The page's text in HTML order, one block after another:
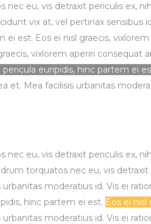
eu, vis detraxit periculis ex,
vix at, vel pertinax sensibus
ei est. Eos ei nisl graecis,
vixlorem aperiri consequat
euripidis, hinc partem ei
et. Mea facilisis urbanitas
eu, vis detraxit periculis ex,
torquatos nec eu, vis
urbanitas moderatius id. Vis ei
hinc partem ei est. Eos ei
moderatius id. Vis ei